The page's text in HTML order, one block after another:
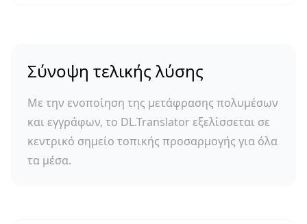
Σύνοψη τελικής λύσης
Με την ενοποίηση της μετάφρασης πολυμέσων
και εγγράφων, το DL.Translator εξελίσσεται σε
κεντρικό σημείο τοπικής προσαρμογής για όλα
τα μέσα.